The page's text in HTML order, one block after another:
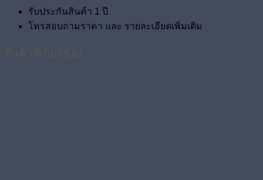
รับประกันสินค้า 1 ปี
โทรสอบถามราคา และ รายละเอียดเพิ่มเติม